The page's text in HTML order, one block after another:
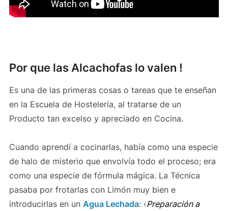
Por que las Alcachofas lo valen !
Es una de las primeras cosas o tareas que te enseñan
en la Escuela de Hostelería, al tratarse de un
Producto tan excelso y apreciado en Cocina.
Cuando aprendí a cocinarlas, había como una especie
de halo de misterio que envolvía todo el proceso; era
como una especie de fórmula mágica. La Técnica
pasaba por frotarlas con Limón muy bien e
introducirlas en un Agua Lechada: ‹Preparación a